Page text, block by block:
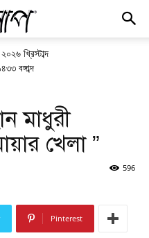
খ্রিস্টাব্দ
বঙ্গাব্দ
মাধুরী
খেলা ”
596
Pinterest